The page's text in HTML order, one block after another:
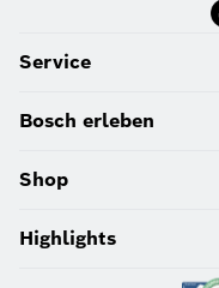
Service
Bosch erleben
Shop
Highlights